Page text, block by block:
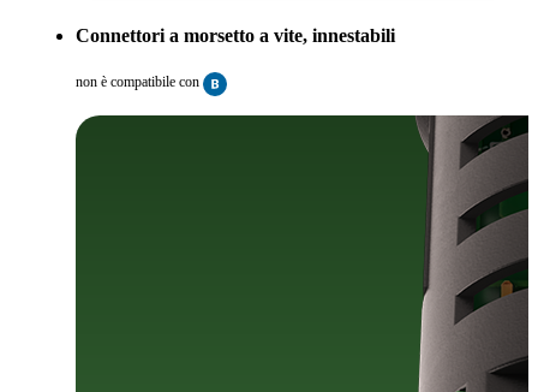
Connettori a morsetto a vite, innestabili
non è compatibile con